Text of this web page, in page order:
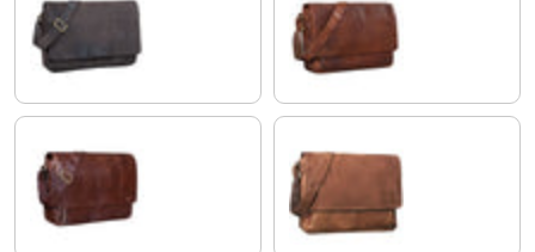
morino - brązowy maraska - brązowy
lyon - brązowy brązowy